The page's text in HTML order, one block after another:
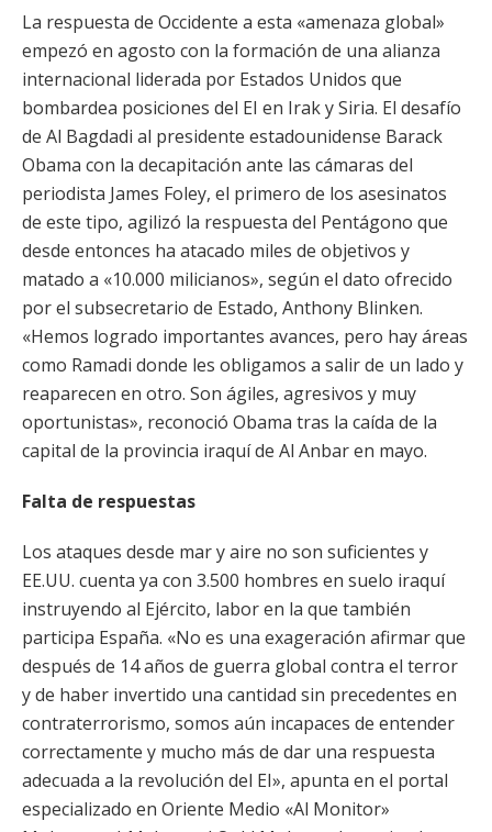
La respuesta de Occidente a esta «amenaza global»
empezó en agosto con la formación de una alianza
internacional liderada por Estados Unidos que
bombardea posiciones del EI en Irak y Siria. El desafío
de Al Bagdadi al presidente estadounidense Barack
Obama con la decapitación ante las cámaras del
periodista James Foley, el primero de los asesinatos
de este tipo, agilizó la respuesta del Pentágono que
desde entonces ha atacado miles de objetivos y
matado a «10.000 milicianos», según el dato ofrecido
por el subsecretario de Estado, Anthony Blinken.
«Hemos logrado importantes avances, pero hay áreas
como Ramadi donde les obligamos a salir de un lado y
reaparecen en otro. Son ágiles, agresivos y muy
oportunistas», reconoció Obama tras la caída de la
capital de la provincia iraquí de Al Anbar en mayo.
Falta de respuestas
Los ataques desde mar y aire no son suficientes y
EE.UU. cuenta ya con 3.500 hombres en suelo iraquí
instruyendo al Ejército, labor en la que también
participa España. «No es una exageración afirmar que
después de 14 años de guerra global contra el terror
y de haber invertido una cantidad sin precedentes en
contraterrorismo, somos aún incapaces de entender
correctamente y mucho más de dar una respuesta
adecuada a la revolución del EI», apunta en el portal
especializado en Oriente Medio «Al Monitor»